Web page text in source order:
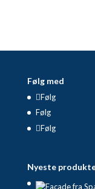
Følg med
Følg
Følg
Følg
Nyeste